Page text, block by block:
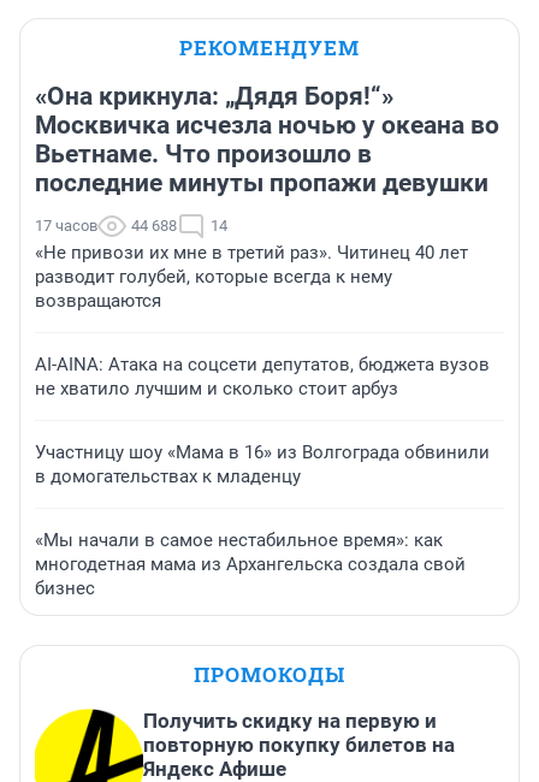
РЕКОМЕНДУЕМ
«Она крикнула: „Дядя Боря!“»
Москвичка исчезла ночью у океана во
Вьетнаме. Что произошло в
последние минуты пропажи девушки
17 часов 44 688 14
«Не привози их мне в третий раз». Читинец 40 лет
разводит голубей, которые всегда к нему
возвращаются
AI-AINA: Атака на соцсети депутатов, бюджета вузов
не хватило лучшим и сколько стоит арбуз
Участницу шоу «Мама в 16» из Волгограда обвинили
в домогательствах к младенцу
«Мы начали в самое нестабильное время»: как
многодетная мама из Архангельска создала свой
бизнес
ПРОМОКОДЫ
Получить скидку на первую и
повторную покупку билетов на
Яндекс Афише